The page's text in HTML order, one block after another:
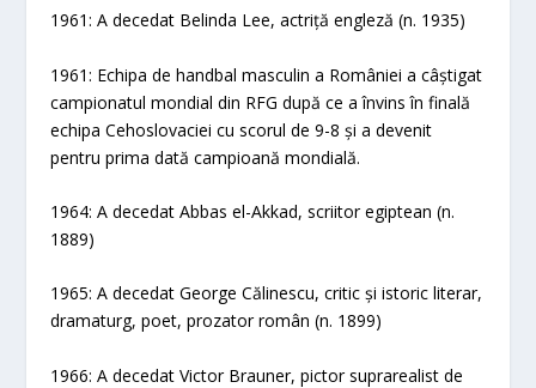
1961: A decedat Belinda Lee, actriță engleză (n. 1935)
1961: Echipa de handbal masculin a României a câștigat
campionatul mondial din RFG după ce a învins în finală
echipa Cehoslovaciei cu scorul de 9-8 și a devenit
pentru prima dată campioană mondială.
1964: A decedat Abbas el-Akkad, scriitor egiptean (n.
1889)
1965: A decedat George Călinescu, critic și istoric literar,
dramaturg, poet, prozator român (n. 1899)
1966: A decedat Victor Brauner, pictor suprarealist de